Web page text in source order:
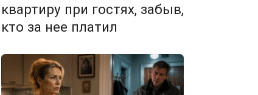
квартиру при гостях, забыв,
кто за нее платил